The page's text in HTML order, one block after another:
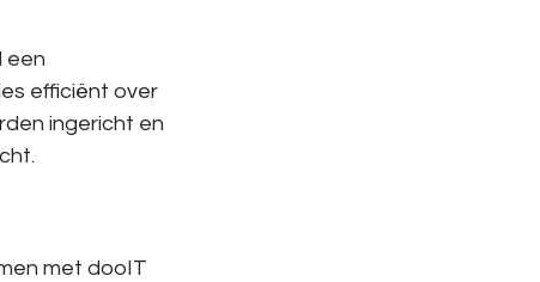
een
efficiënt over
ingericht en
met dooIT